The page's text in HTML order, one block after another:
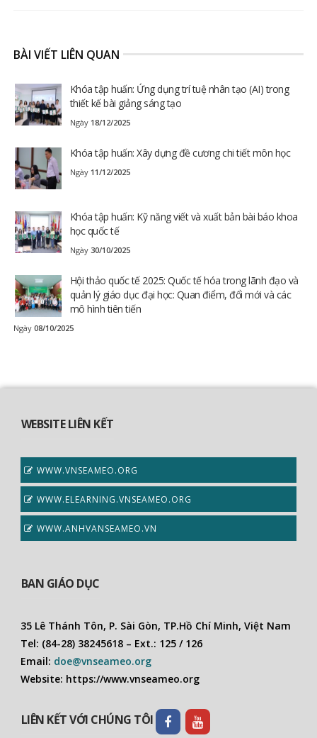
BÀI VIẾT LIÊN QUAN
Khóa tập huấn: Ứng dụng trí tuệ nhân tạo (AI) trong
thiết kế bài giảng sáng tạo
Ngày 18/12/2025
Khóa tập huấn: Xây dựng đề cương chi tiết môn học
Ngày 11/12/2025
Khóa tập huấn: Kỹ năng viết và xuất bản bài báo khoa
học quốc tế
Ngày 30/10/2025
Hội thảo quốc tế 2025: Quốc tế hóa trong lãnh đạo và
quản lý giáo dục đại học: Quan điểm, đổi mới và các
mô hình tiên tiến
Ngày 08/10/2025
WEBSITE LIÊN KẾT
WWW.VNSEAMEO.ORG
WWW.ELEARNING.VNSEAMEO.ORG
WWW.ANHVANSEAMEO.VN
BAN GIÁO DỤC
35 Lê Thánh Tôn, P. Sài Gòn, TP.Hồ Chí Minh, Việt Nam
Tel: (84-28) 38245618 – Ext.: 125 / 126
Email: doe@vnseameo.org
Website: https://www.vnseameo.org
LIÊN KẾT VỚI CHÚNG TÔI